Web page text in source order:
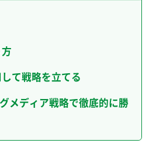
て戦略を立てる
メディア戦略で徹底的に勝